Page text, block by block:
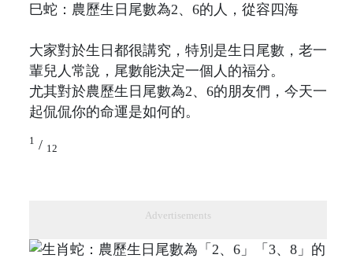
巳蛇：農歷生日尾數為2、6的人，從容四海
大家對於生日都很講究，特別是生日尾數，老一
輩兒人常說，尾數能決定一個人的福分。
尤其對於農歷生日尾數為2、6的朋友們，今天一
起侃侃你的命運是如何的。
1 / 12
Advertisements